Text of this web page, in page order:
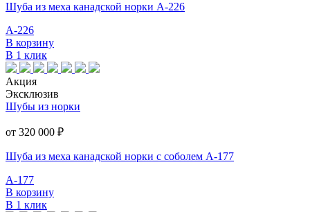
Шуба из меха канадской норки А-226
А-226
В корзину
В 1 клик
Акция
Эксклюзив
Шубы из норки
от 320 000 ₽
Шуба из меха канадской норки с соболем А-177
А-177
В корзину
В 1 клик